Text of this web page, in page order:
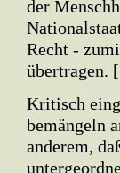
der
Recht -
übertragen. [
Kritisch
bemängeln
anderem,